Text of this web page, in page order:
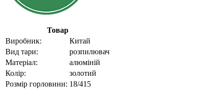
Товар
Виробник:
Китай
Вид тари:
розпилювач
Матеріал:
алюміній
Колір:
золотий
Розмір горловини: 18/415